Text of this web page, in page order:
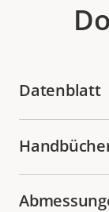
Datenblatt